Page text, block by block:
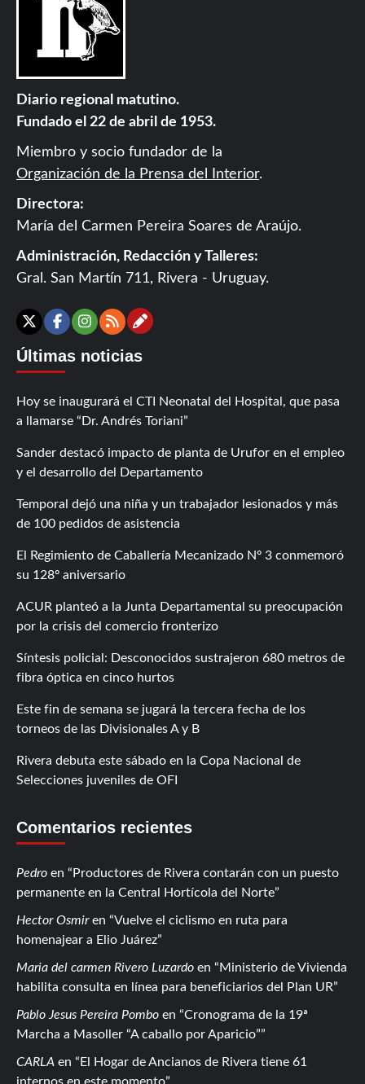
Diario regional matutino.
Fundado el 22 de abril de 1953.
Miembro y socio fundador de la
Organización de la Prensa del Interior.
Directora:
María del Carmen Pereira Soares de Araújo.
Administración, Redacción y Talleres:
Gral. San Martín 711, Rivera - Uruguay.
X Facebook
Instagram
RSSContáctanos
Últimas noticias
Hoy se inaugurará el CTI Neonatal del Hospital, que pasa
a llamarse “Dr. Andrés Toriani”
Sander destacó impacto de planta de Urufor en el empleo
y el desarrollo del Departamento
Temporal dejó una niña y un trabajador lesionados y más
de 100 pedidos de asistencia
El Regimiento de Caballería Mecanizado Nº 3 conmemoró
su 128º aniversario
ACUR planteó a la Junta Departamental su preocupación
por la crisis del comercio fronterizo
Síntesis policial: Desconocidos sustrajeron 680 metros de
fibra óptica en cinco hurtos
Este fin de semana se jugará la tercera fecha de los
torneos de las Divisionales A y B
Rivera debuta este sábado en la Copa Nacional de
Selecciones juveniles de OFI
Comentarios recientes
Pedro en
Productores de Rivera contarán con un puesto
permanente en la Central Hortícola del Norte
Hector Osmiren
Vuelve el ciclismo en ruta para
homenajear a Elio Juárez
Maria del carmen Rivero Luzardo en
Ministerio de Vivienda
habilita consulta en línea para beneficiarios del Plan UR
Pablo Jesus Pereira Pombo en
Cronograma de la 19ª
Marcha a Masoller “A caballo por Aparicio”
CARLA en
El Hogar de Ancianos de Rivera tiene 61
internos en este momento